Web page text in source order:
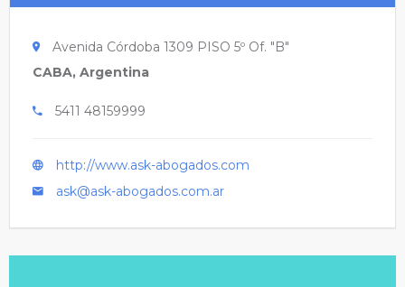
Avenida Córdoba 1309 PISO 5º Of. "B"
CABA, Argentina
5411 48159999
http://www.ask-abogados.com
ask@ask-abogados.com.ar